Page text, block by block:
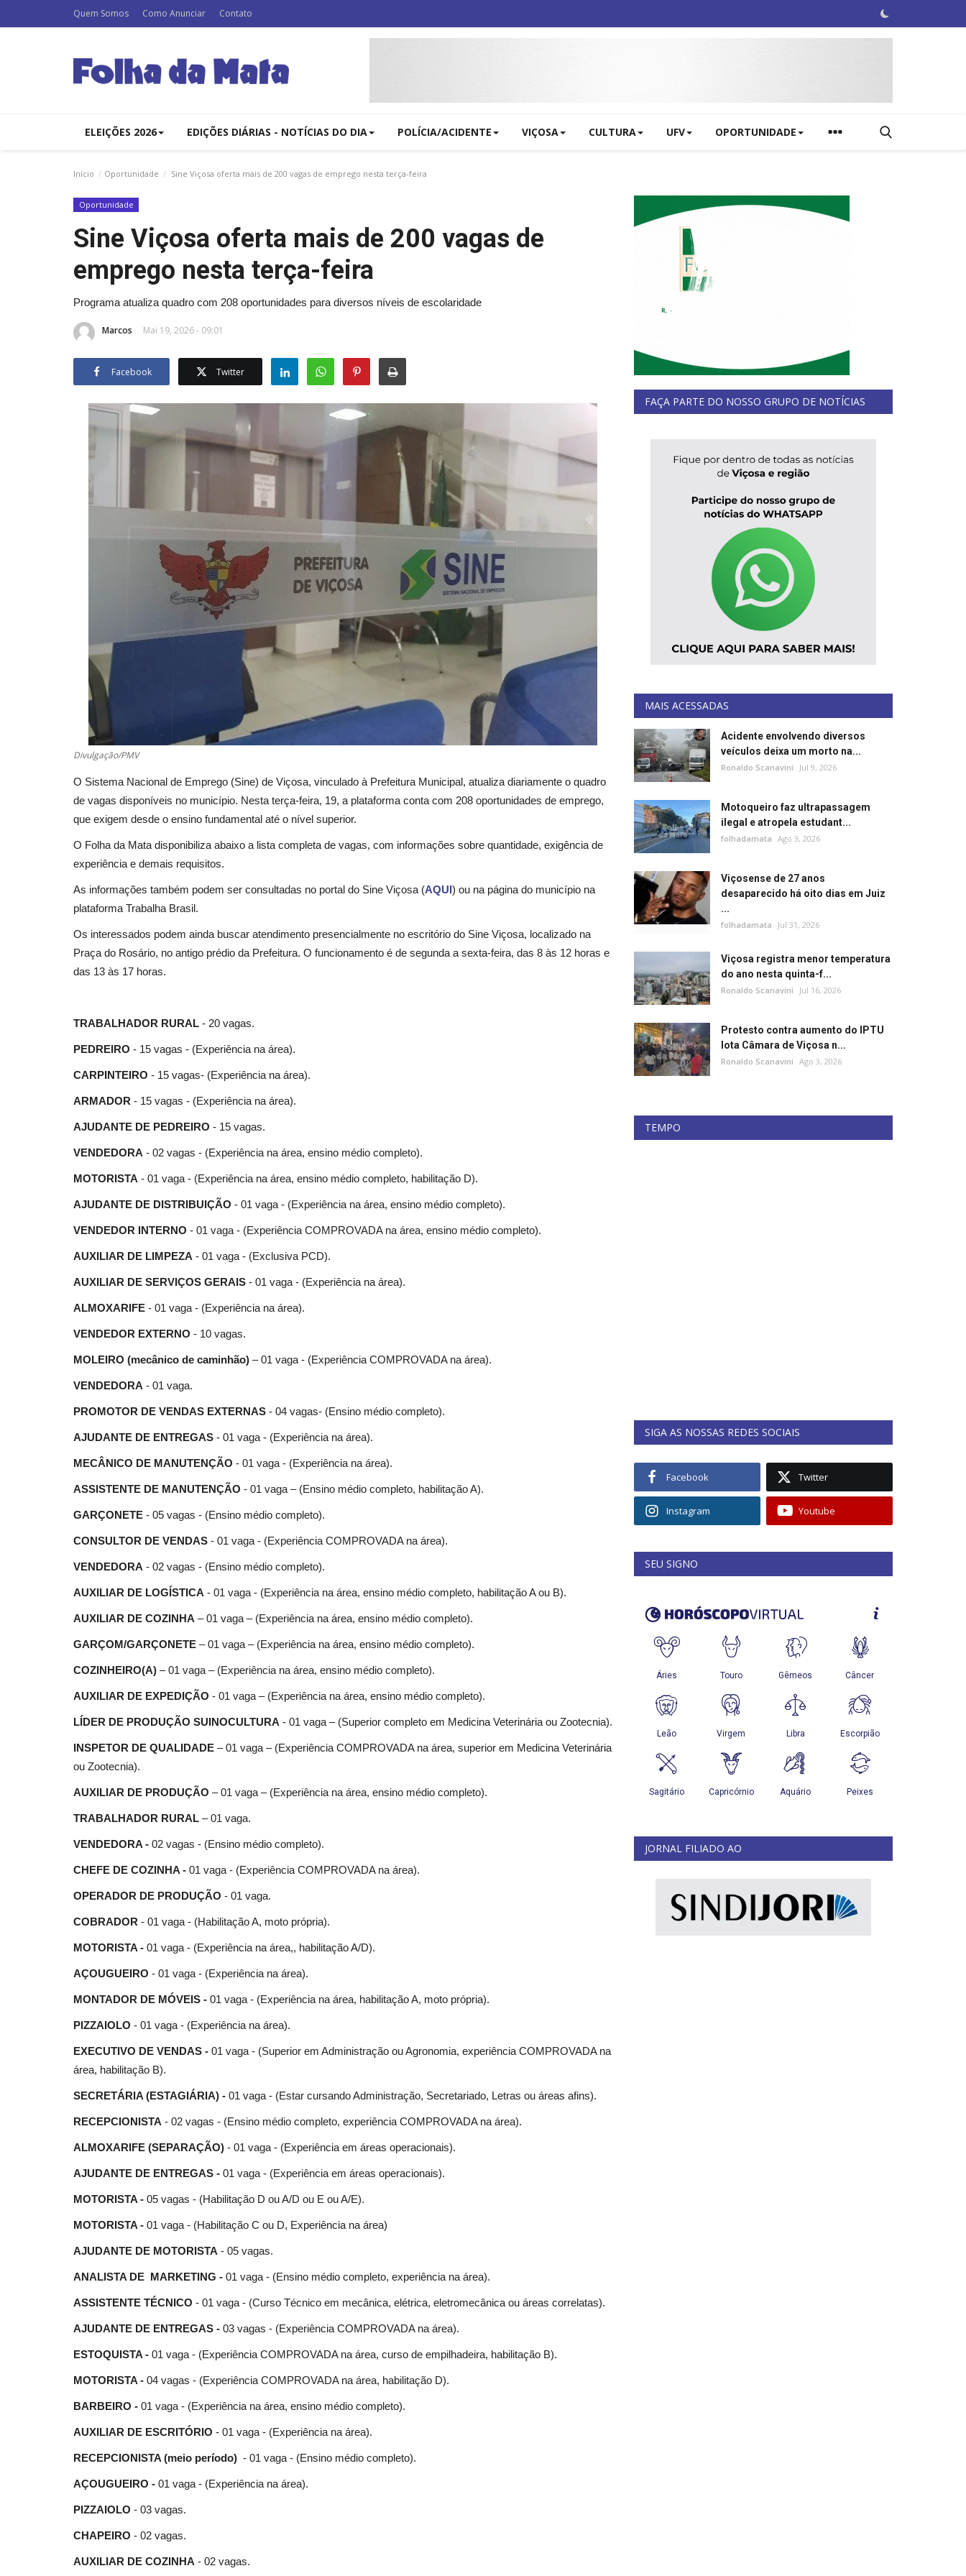
Quem Somos Como Anunciar Contato
ELEIÇÕES 2026 EDIÇÕES DIÁRIAS - NOTÍCIAS DO DIA POLÍCIA/ACIDENTE VIÇOSA CULTURA UFV OPORTUNIDADE
Início Oportunidade Sine Viçosa oferta mais de 200 vagas de emprego nesta terça-feira
Oportunidade
Sine Viçosa oferta mais de 200 vagas de
emprego nesta terça-feira
Programa atualiza quadro com 208 oportunidades para diversos níveis de escolaridade
Marcos Mai 19, 2026 - 09:01
Facebook Twitter
Divulgação/PMV
O Sistema Nacional de Emprego (Sine) de Viçosa, vinculado à Prefeitura Municipal, atualiza diariamente o quadro
de vagas disponíveis no município. Nesta terça-feira, 19, a plataforma conta com 208 oportunidades de emprego,
que exigem desde o ensino fundamental até o nível superior.
O Folha da Mata disponibiliza abaixo a lista completa de vagas, com informações sobre quantidade, exigência de
experiência e demais requisitos.
As informações também podem ser consultadas no portal do Sine Viçosa (AQUI) ou na página do município na
plataforma Trabalha Brasil.
Os interessados podem ainda buscar atendimento presencialmente no escritório do Sine Viçosa, localizado na
Praça do Rosário, no antigo prédio da Prefeitura. O funcionamento é de segunda a sexta-feira, das 8 às 12 horas e
das 13 às 17 horas.
TRABALHADOR RURAL - 20 vagas.
PEDREIRO - 15 vagas - (Experiência na área).
CARPINTEIRO - 15 vagas- (Experiência na área).
ARMADOR - 15 vagas - (Experiência na área).
AJUDANTE DE PEDREIRO - 15 vagas.
VENDEDORA - 02 vagas - (Experiência na área, ensino médio completo).
MOTORISTA - 01 vaga - (Experiência na área, ensino médio completo, habilitação D).
AJUDANTE DE DISTRIBUIÇÃO - 01 vaga - (Experiência na área, ensino médio completo).
VENDEDOR INTERNO - 01 vaga - (Experiência COMPROVADA na área, ensino médio completo).
AUXILIAR DE LIMPEZA - 01 vaga - (Exclusiva PCD).
AUXILIAR DE SERVIÇOS GERAIS - 01 vaga - (Experiência na área).
ALMOXARIFE - 01 vaga - (Experiência na área).
VENDEDOR EXTERNO - 10 vagas.
MOLEIRO (mecânico de caminhão) – 01 vaga - (Experiência COMPROVADA na área).
VENDEDORA - 01 vaga.
PROMOTOR DE VENDAS EXTERNAS - 04 vagas- (Ensino médio completo).
AJUDANTE DE ENTREGAS - 01 vaga - (Experiência na área).
MECÂNICO DE MANUTENÇÃO - 01 vaga - (Experiência na área).
ASSISTENTE DE MANUTENÇÃO - 01 vaga – (Ensino médio completo, habilitação A).
GARÇONETE - 05 vagas - (Ensino médio completo).
CONSULTOR DE VENDAS - 01 vaga - (Experiência COMPROVADA na área).
VENDEDORA - 02 vagas - (Ensino médio completo).
AUXILIAR DE LOGÍSTICA - 01 vaga - (Experiência na área, ensino médio completo, habilitação A ou B).
AUXILIAR DE COZINHA – 01 vaga – (Experiência na área, ensino médio completo).
GARÇOM/GARÇONETE – 01 vaga – (Experiência na área, ensino médio completo).
COZINHEIRO(A) – 01 vaga – (Experiência na área, ensino médio completo).
AUXILIAR DE EXPEDIÇÃO - 01 vaga – (Experiência na área, ensino médio completo).
LÍDER DE PRODUÇÃO SUINOCULTURA - 01 vaga – (Superior completo em Medicina Veterinária ou Zootecnia).
INSPETOR DE QUALIDADE – 01 vaga – (Experiência COMPROVADA na área, superior em Medicina Veterinária
ou Zootecnia).
AUXILIAR DE PRODUÇÃO – 01 vaga – (Experiência na área, ensino médio completo).
TRABALHADOR RURAL – 01 vaga.
VENDEDORA - 02 vagas - (Ensino médio completo).
CHEFE DE COZINHA - 01 vaga - (Experiência COMPROVADA na área).
OPERADOR DE PRODUÇÃO - 01 vaga.
COBRADOR - 01 vaga - (Habilitação A, moto própria).
MOTORISTA - 01 vaga - (Experiência na área,, habilitação A/D).
AÇOUGUEIRO - 01 vaga - (Experiência na área).
MONTADOR DE MÓVEIS - 01 vaga - (Experiência na área, habilitação A, moto própria).
PIZZAIOLO - 01 vaga - (Experiência na área).
EXECUTIVO DE VENDAS - 01 vaga - (Superior em Administração ou Agronomia, experiência COMPROVADA na
área, habilitação B).
SECRETÁRIA (ESTAGIÁRIA) - 01 vaga - (Estar cursando Administração, Secretariado, Letras ou áreas afins).
RECEPCIONISTA - 02 vagas - (Ensino médio completo, experiência COMPROVADA na área).
ALMOXARIFE (SEPARAÇÃO) - 01 vaga - (Experiência em áreas operacionais).
AJUDANTE DE ENTREGAS - 01 vaga - (Experiência em áreas operacionais).
MOTORISTA - 05 vagas - (Habilitação D ou A/D ou E ou A/E).
MOTORISTA - 01 vaga - (Habilitação C ou D, Experiência na área)
AJUDANTE DE MOTORISTA - 05 vagas.
ANALISTA DE MARKETING - 01 vaga - (Ensino médio completo, experiência na área).
ASSISTENTE TÉCNICO - 01 vaga - (Curso Técnico em mecânica, elétrica, eletromecânica ou áreas correlatas).
AJUDANTE DE ENTREGAS - 03 vagas - (Experiência COMPROVADA na área).
ESTOQUISTA - 01 vaga - (Experiência COMPROVADA na área, curso de empilhadeira, habilitação B).
MOTORISTA - 04 vagas - (Experiência COMPROVADA na área, habilitação D).
BARBEIRO - 01 vaga - (Experiência na área, ensino médio completo).
AUXILIAR DE ESCRITÓRIO - 01 vaga - (Experiência na área).
RECEPCIONISTA (meio período) - 01 vaga - (Ensino médio completo).
AÇOUGUEIRO - 01 vaga - (Experiência na área).
PIZZAIOLO - 03 vagas.
CHAPEIRO - 02 vagas.
AUXILIAR DE COZINHA - 02 vagas.
FAÇA PARTE DO NOSSO GRUPO DE NOTÍCIAS
MAIS ACESSADAS
Acidente envolvendo diversos
veículos deixa um morto na...
Ronaldo Scanavini Jul 9, 2026
Motoqueiro faz ultrapassagem
ilegal e atropela estudant...
folhadamata Ago 3, 2026
Viçosense de 27 anos
desaparecido há oito dias em Juiz
...
folhadamata Jul 31, 2026
Viçosa registra menor temperatura
do ano nesta quinta-f...
Ronaldo Scanavini Jul 16, 2026
Protesto contra aumento do IPTU
lota Câmara de Viçosa n...
Ronaldo Scanavini Ago 3, 2026
TEMPO
SIGA AS NOSSAS REDES SOCIAIS
Facebook Twitter
Instagram Youtube
SEU SIGNO
JORNAL FILIADO AO